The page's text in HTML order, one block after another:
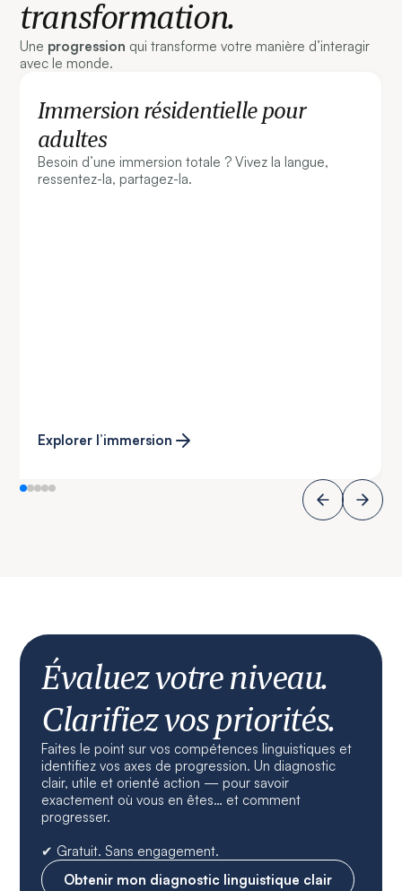
transformation.
Une progression qui transforme votre manière d’interagir
avec le monde.
Immersion résidentielle pour
adultes
Besoin d’une immersion totale ? Vivez la langue,
ressentez-la, partagez-la.
Explorer l’immersion
Évaluez votre niveau.
Clarifiez vos priorités.
Faites le point sur vos compétences linguistiques et
identifiez vos axes de progression. Un diagnostic
clair, utile et orienté action — pour savoir
exactement où vous en êtes… et comment
progresser.
✔ Gratuit. Sans engagement.
Obtenir mon diagnostic linguistique clair